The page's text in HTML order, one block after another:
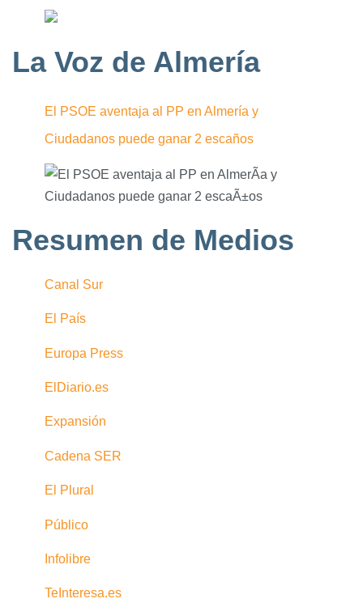
La Voz de Almería
El PSOE aventaja al PP en Almería y
Ciudadanos puede ganar 2 escaños
Resumen de Medios
Canal Sur
El País
Europa Press
ElDiario.es
Expansión
Cadena SER
El Plural
Público
Infolibre
TeInteresa.es